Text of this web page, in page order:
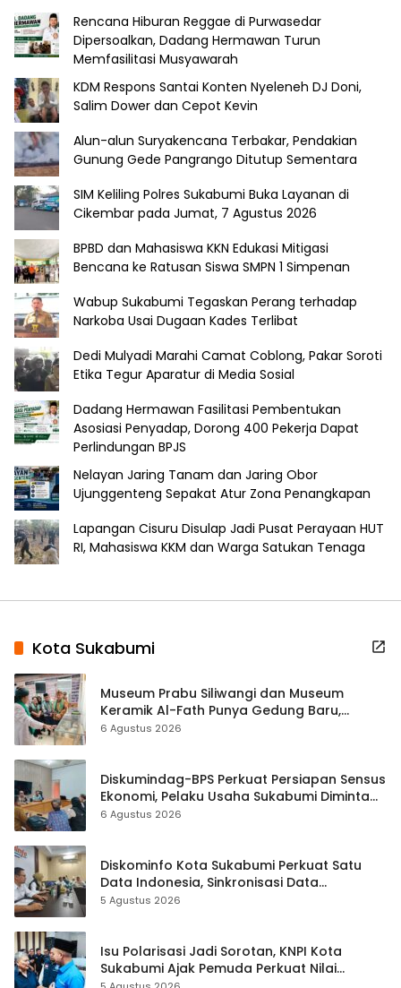
Rencana Hiburan Reggae di Purwasedar
Dipersoalkan, Dadang Hermawan Turun
Memfasilitasi Musyawarah
KDM Respons Santai Konten Nyeleneh DJ Doni,
Salim Dower dan Cepot Kevin
Alun-alun Suryakencana Terbakar, Pendakian
Gunung Gede Pangrango Ditutup Sementara
SIM Keliling Polres Sukabumi Buka Layanan di
Cikembar pada Jumat, 7 Agustus 2026
BPBD dan Mahasiswa KKN Edukasi Mitigasi
Bencana ke Ratusan Siswa SMPN 1 Simpenan
Wabup Sukabumi Tegaskan Perang terhadap
Narkoba Usai Dugaan Kades Terlibat
Dedi Mulyadi Marahi Camat Coblong, Pakar Soroti
Etika Tegur Aparatur di Media Sosial
Dadang Hermawan Fasilitasi Pembentukan
Asosiasi Penyadap, Dorong 400 Pekerja Dapat
Perlindungan BPJS
Nelayan Jaring Tanam dan Jaring Obor
Ujunggenteng Sepakat Atur Zona Penangkapan
Lapangan Cisuru Disulap Jadi Pusat Perayaan HUT
RI, Mahasiswa KKM dan Warga Satukan Tenaga
Kota Sukabumi
Museum Prabu Siliwangi dan Museum
Keramik Al-Fath Punya Gedung Baru,
Hampir 500 Koleksi Dipisahkan
6 Agustus 2026
Diskumindag-BPS Perkuat Persiapan Sensus
Ekonomi, Pelaku Usaha Sukabumi Diminta
Terbuka Beri Data
6 Agustus 2026
Diskominfo Kota Sukabumi Perkuat Satu
Data Indonesia, Sinkronisasi Data
Kewilayahan Dikebut
5 Agustus 2026
Isu Polarisasi Jadi Sorotan, KNPI Kota
Sukabumi Ajak Pemuda Perkuat Nilai